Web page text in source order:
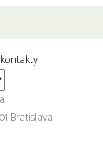
Bratislava